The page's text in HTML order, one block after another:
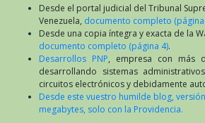
imprentas
y
máquinas
fiscales
para
la
elaboración
de
facturas
Desde el portal judicial del Tribunal
Venezuela, documento completo (página
Desde una copia íntegra y exacta de la
documento completo (página 4).
Desarrollos PNP, empresa con más
desarrollando sistemas
circuitos electrónicos y debidamente
Desde este vuestro humilde blog,
megabytes, solo con la Providencia.